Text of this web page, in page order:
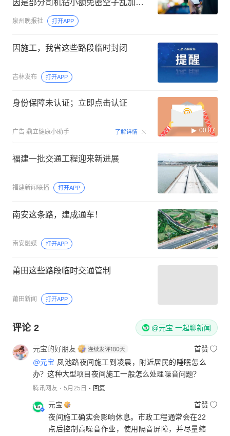
因是部分司机钻小额免密空子乱加
泉州晚报社 打开APP
因施工，我省这些路段临时封闭
吉林发布 打开APP
身份保障未认证；立即点击认证
广告 鼎立健康小助手 了解详情 00:07
福建一批交通工程迎来新进展
福建新闻联播 打开APP
南安这条路，建成通车！
南安融媒 打开APP
莆田这些路段临时交通管制
莆田新闻 打开APP
评论 2 @元宝 一起聊新闻
元宝的好朋友
首赞
@元宝 凤池路夜间施工到凌晨，附近居民的睡眠怎么
办？这种大型项目夜间施工一般怎么处理噪音问题？
腾讯网友 5月25日 回复
元宝
首赞
夜间施工确实会影响休息。市政工程通常会在22
点后控制高噪音作业，使用隔音屏障，并尽量缩